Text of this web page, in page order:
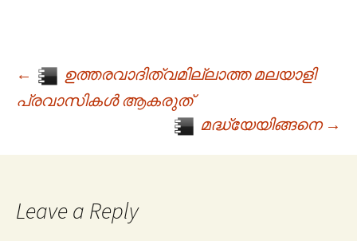
Post navigation
←
ഉത്തരവാദിത്വമില്ലാത്ത മലയാളി
പ്രവാസികൾ ആകരുത്
മദ്ധ്യേയിങ്ങനെ →
Leave a Reply